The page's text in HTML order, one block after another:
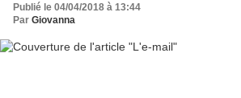
Publié le 04/04/2018 à 13:44
Par Giovanna